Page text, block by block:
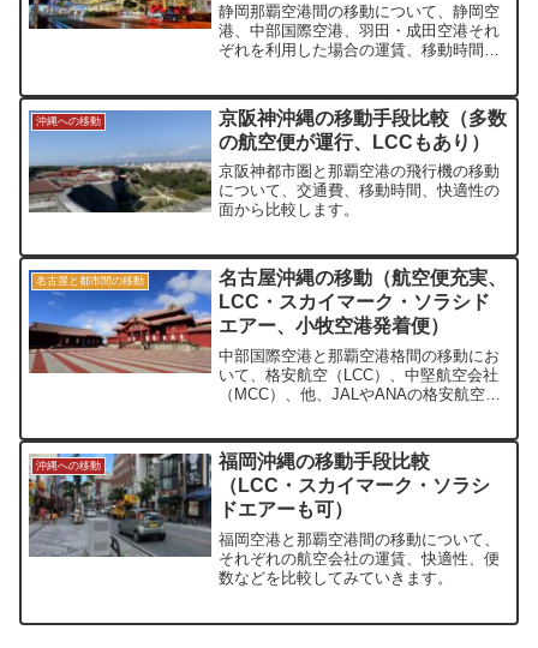
静岡那覇空港間の移動について、静岡空
港、中部国際空港、羽田・成田空港それ
ぞれを利用した場合の運賃、移動時間な
沖縄への移動
京阪神沖縄の移動手段比較（多数
の航空便が運行、LCCもあり）
京阪神都市圏と那覇空港の飛行機の移動
について、交通費、移動時間、快適性の
面から比較します。
名古屋と都市間の移動
名古屋沖縄の移動（航空便充実、
LCC・スカイマーク・ソラシド
エアー、小牧空港発着便）
中部国際空港と那覇空港格間の移動にお
いて、格安航空（LCC）、中堅航空会社
（MCC）、他、JALやANAの格安航空券
点から比較していきます。
沖縄への移動
福岡沖縄の移動手段比較
（LCC・スカイマーク・ソラシ
ドエアーも可）
福岡空港と那覇空港間の移動について、
それぞれの航空会社の運賃、快適性、便
数などを比較してみていきます。